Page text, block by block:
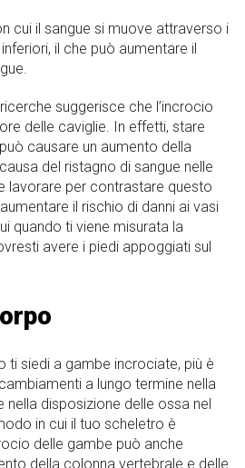
cui il sangue si muove attraverso i
il che può aumentare il
suggerisce che l’incrocio
delle caviglie. In effetti, stare
causare un aumento della
del ristagno di sangue nelle
lavorare per contrastare questo
il rischio di danni ai vasi
quando ti viene misurata la
avere i piedi appoggiati sul
ti siedi a gambe incrociate, più è
a lungo termine nella
nella disposizione delle ossa nel
in cui il tuo scheletro è
delle gambe può anche
della colonna vertebrale e delle